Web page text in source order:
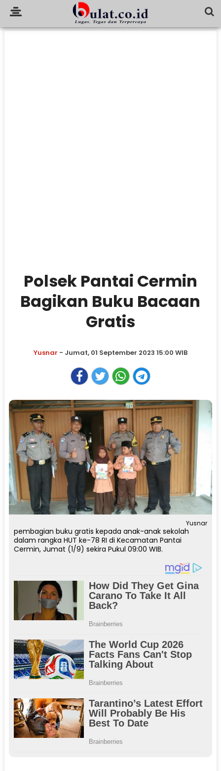
Polsek Pantai Cermin
Bagikan Buku Bacaan
Gratis
Yusnar - Jumat, 01 September 2023 15:00 WIB
Yusnar
pembagian buku gratis kepada anak-anak sekolah
dalam rangka HUT ke-78 RI di Kecamatan Pantai
Cermin, Jumat (1/9) sekira Pukul 09:00 WIB.